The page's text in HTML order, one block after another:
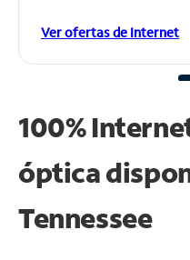
Ver ofertas de Internet
100%
óptica
Tennessee